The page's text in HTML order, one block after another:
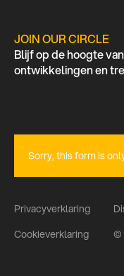
JOIN OUR CIRCLE
Blijf op de hoogte
ontwikkelingen en
Sorry, this form is
Privacyverklaring
Cookieverklaring
©